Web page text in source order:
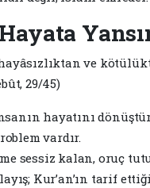
ve
29/45)
hayatını
vardır.
sessiz kalan, oruç
Kur’an’ın tarif